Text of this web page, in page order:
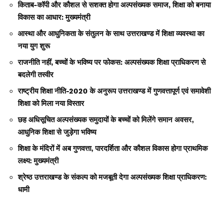
किताब-कॉपी और कौशल से सशक्त होगा अल्पसंख्यक समाज, शिक्षा को बनाया
विकास का आधार: मुख्यमंत्री
आस्था और आधुनिकता के संतुलन के साथ उत्तराखण्ड में शिक्षा व्यवस्था का
नया युग शुरू
राजनीति नहीं, बच्चों के भविष्य पर फोकस: अल्पसंख्यक शिक्षा प्राधिकरण से
बदलेगी तस्वीर
राष्ट्रीय शिक्षा नीति-2020 के अनुरूप उत्तराखण्ड में गुणवत्तापूर्ण एवं समावेशी
शिक्षा को मिला नया विस्तार
छह अधिसूचित अल्पसंख्यक समुदायों के बच्चों को मिलेंगे समान अवसर,
आधुनिक शिक्षा से जुड़ेगा भविष्य
शिक्षा के मंदिरों में अब गुणवत्ता, पारदर्शिता और कौशल विकास होगा प्राथमिक
लक्ष्य: मुख्यमंत्री
श्रेष्ठ उत्तराखण्ड के संकल्प को मजबूती देगा अल्पसंख्यक शिक्षा प्राधिकरण:
धामी